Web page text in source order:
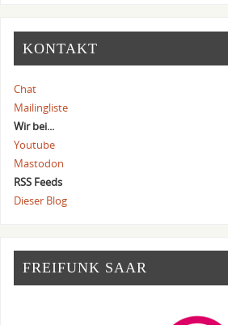
KONTAKT
Chat
Mailingliste
Wir bei...
Youtube
Mastodon
RSS Feeds
Dieser Blog
FREIFUNK SAAR